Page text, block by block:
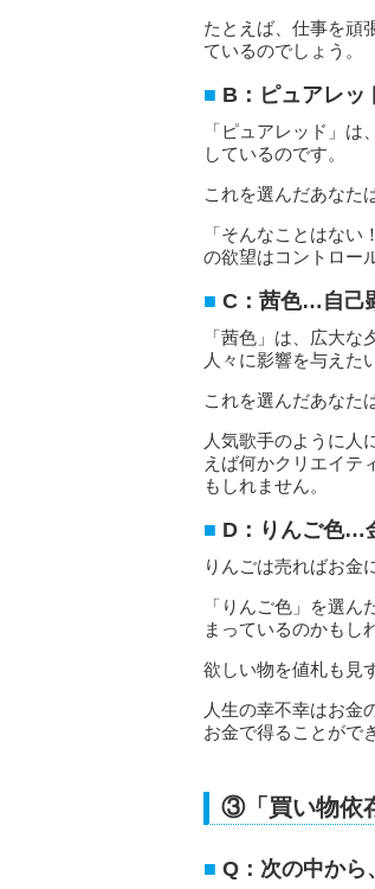
たとえば、仕事を頑
ているのでしょう。
B：ピュアレ
「ピュアレッド」
しているのです。
これを選んだあなた
「そんなことはな
の欲望はコントロー
C：茜色…自己
「茜色」は、広大
人々に影響を与えた
これを選んだあなた
人気歌手のように人
えば何かクリエイテ
もしれません。
D：りんご色…
りんごは売ればお金
「りんご色」を選
まっているのかもし
欲しい物を値札も見
人生の幸不幸はお金
お金で得ることがで
③「買い物依
Q：次の中から